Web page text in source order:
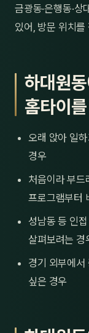
금광동·은행동·
있어, 방문 위치
하대원
홈타이
오래 앉아 일
경우
처음이라 부드
프로그램부터
성남동 등 인
살펴보려는 경
경기 외부에서
싶은 경우